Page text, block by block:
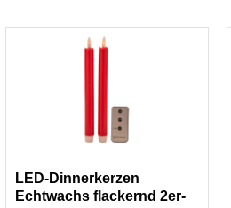
LED-Dinnerkerzen
Echtwachs flackernd 2er-